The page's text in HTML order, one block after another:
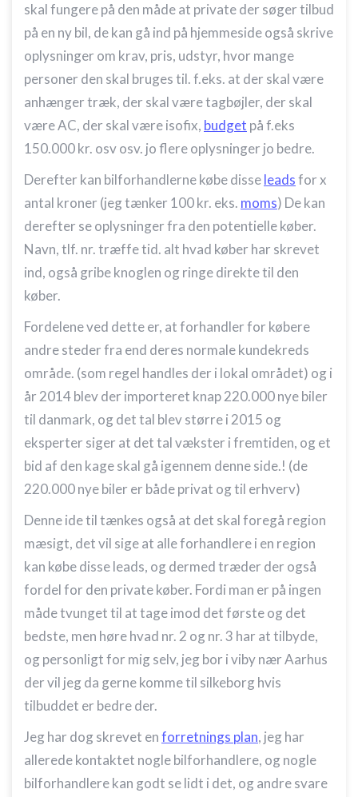
skal fungere på den måde at private der søger tilbud
på en ny bil, de kan gå ind på hjemmeside også skrive
oplysninger om krav, pris, udstyr, hvor mange
personer den skal bruges til. f.eks. at der skal være
anhænger træk, der skal være tagbøjler, der skal
være AC, der skal være isofix, budget på f.eks
150.000 kr. osv osv. jo flere oplysninger jo bedre.
Derefter kan bilforhandlerne købe disseleadsfor x
antal kroner (jeg tænker 100 kr. eks. moms) De kan
derefter se oplysninger fra den potentielle køber.
Navn, tlf. nr. træffe tid. alt hvad køber har skrevet
ind, også gribe knoglen og ringe direkte til den
køber.
Fordelene ved dette er, at forhandler for købere
andre steder fra end deres normale kundekreds
område. (som regel handles der i lokal området) og i
år 2014 blev der importeret knap 220.000 nye biler
til danmark, og det tal blev større i 2015 og
eksperter siger at det tal vækster i fremtiden, og et
bid af den kage skal gå igennem denne side.! (de
220.000 nye biler er både privat og til erhverv)
Denne ide til tænkes også at det skal foregå region
mæsigt, det vil sige at alle forhandlere i en region
kan købe disse leads, og dermed træder der også
fordel for den private køber. Fordi man er på ingen
måde tvunget til at tage imod det første og det
bedste, men høre hvad nr. 2 og nr. 3 har at tilbyde,
og personligt for mig selv, jeg bor i viby nær Aarhus
der vil jeg da gerne komme til silkeborg hvis
tilbuddet er bedre der.
Jeg har dog skrevet enforretnings plan, jeg har
allerede kontaktet nogle bilforhandlere, og nogle
bilforhandlere kan godt se lidt i det, og andre svare